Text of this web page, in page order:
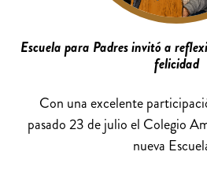
Escuela para Padres invitó a
felicidad
Con una excelente
pasado 23 de julio el Colegio
nueva